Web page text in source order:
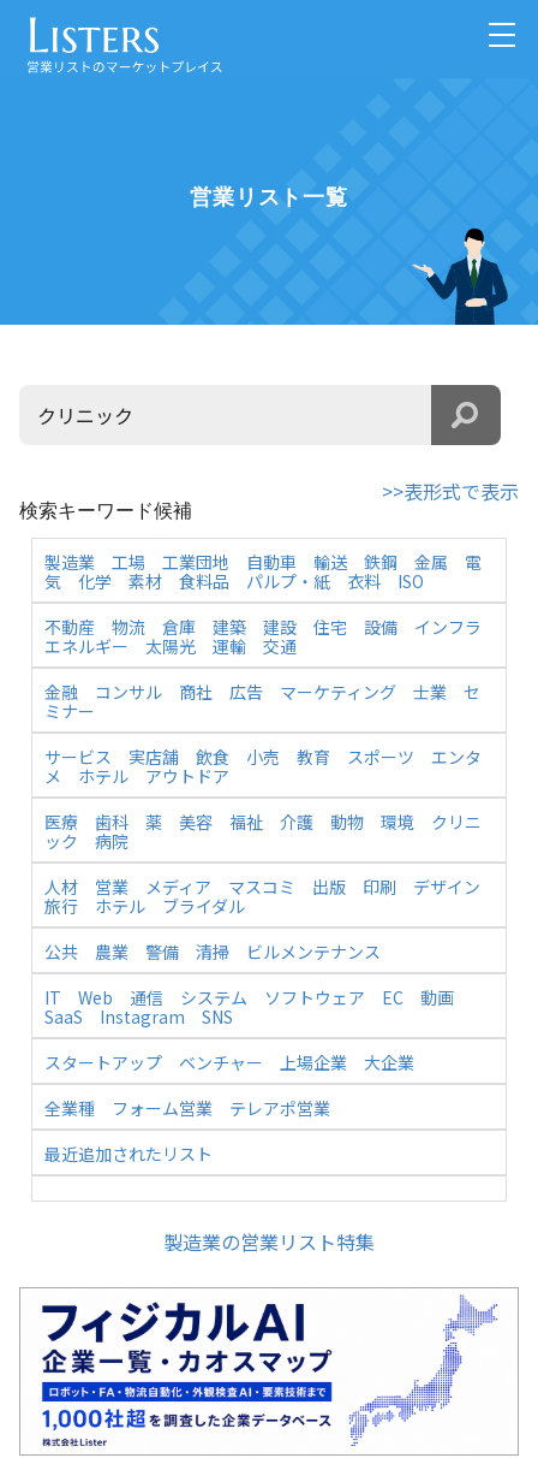
営業リスト一覧
>>表形式で表示
検索キーワード候補
製造業 工場 工業団地 自動車 輸送 鉄鋼 金属
電
気
化学 素材 食料品 パルプ・紙 衣料
ISO
不動産
物流 倉庫 建築 建設 住宅 設備
インフラ
エネルギー
太陽光 運輸
交通
金融
コンサル 商社 広告 マーケティング 士業
セ
ミナー
サービス
実店舗 飲食 小売 教育 スポーツ
エンタ
メ
ホテル
アウトドア
医療
歯科 薬 美容 福祉 介護 動物 環境
クリニ
ック
病院
人材
営業 メディア マスコミ 出版 印刷
デザイン
旅行
ホテル
ブライダル
公共
農業 警備 清掃
ビルメンテナンス
IT
Web 通信 システム ソフトウェア EC
動画
SaaS
Instagram
SNS
スタートアップ
ベンチャー 上場企業
大企業
全業種
フォーム営業
テレアポ営業
最近追加されたリスト
製造業の営業リスト特集